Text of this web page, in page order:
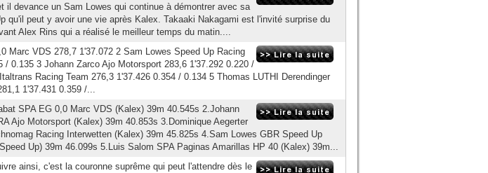
il devance un Sam Lowes qui continue à démontrer avec sa
qu'il peut y avoir une vie après Kalex. Takaaki Nakagami est l'invité surprise du
Alex Rins qui a réalisé le meilleur temps du matin....
Marc VDS 278,7 1'37.072 2 Sam Lowes Speed Up Racing
/ 0.135 3 Johann Zarco Ajo Motorsport 283,6 1'37.292 0.220 /
Racing Team 276,3 1'37.426 0.354 / 0.134 5 Thomas LUTHI Derendinger
1'37.431 0.359 /...
SPA EG 0,0 Marc VDS (Kalex) 39m 40.545s 2.Johann
Ajo Motorsport (Kalex) 39m 40.853s 3.Dominique Aegerter
Racing Interwetten (Kalex) 39m 45.825s 4.Sam Lowes GBR Speed Up
Up) 39m 46.099s 5.Luis Salom SPA Paginas Amarillas HP 40 (Kalex) 39m...
ainsi, c'est la couronne suprême qui peut l'attendre dès le